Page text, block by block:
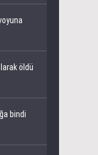
öldü
bindi